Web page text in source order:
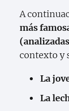
A
más
contexto y
La
La